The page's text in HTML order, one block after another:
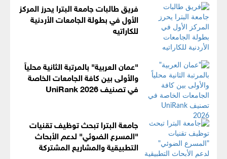
فريق طالبات جامعة البترا يحرز المركز
الأول في بطولة الجامعات الأردنية
للكاراتيه
"عمان العربية" بالمرتبة الثانية محلياً
والأولى بين كافة الجامعات الخاصة
في تصنيف UniRank 2026
جامعة البترا تبحث توظيف تقنيات
"المسرع الضوئي" لدعم الأبحاث
التطبيقية والمشاريع المشتركة